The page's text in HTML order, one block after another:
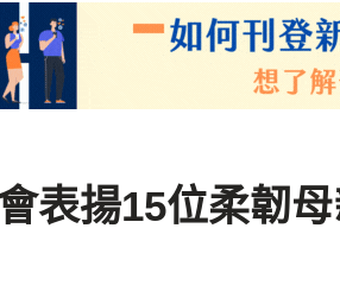
表揚15位柔韌